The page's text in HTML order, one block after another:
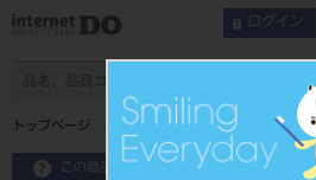
ログイン
トップページ エンジンリーマ 21mm 6入
この商品に関するお問い合わせ